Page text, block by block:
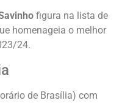
figura na lista de
homenageia o melhor
24.
de Brasília) com